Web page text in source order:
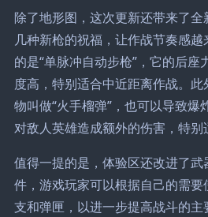
除了地形图，这次更新还带来了
几种新枪的祝福，让作战节奏感
的是“单脉冲自动步枪”，它的后
度高，特别适合中近距离作战。
物叫做“火手榴弹”，也可以导致爆
对敌人英雄造成额外的伤害，特别
值得一提的是，体验区还改进了
件，游戏玩家可以根据自己的需
支和弹匣，以进一步提高战斗的